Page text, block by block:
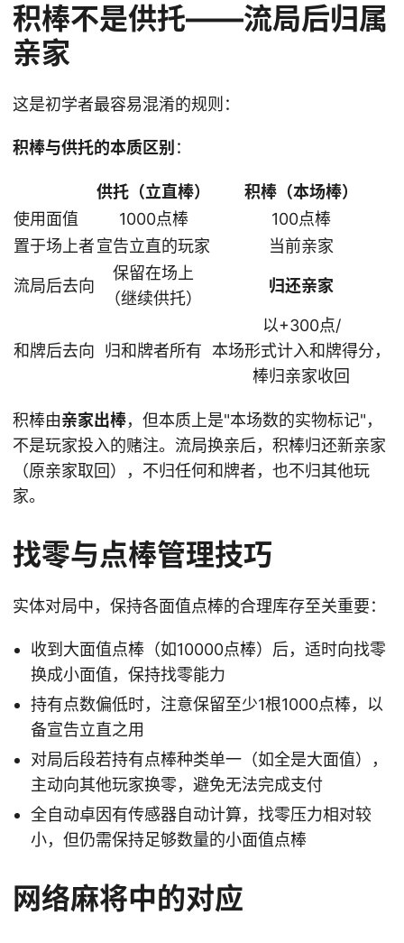
积棒不是供托——流局后归属
亲家
这是初学者最容易混淆的规则：
积棒与供托的本质区别 ：
供托（立直棒）
积棒（本场棒）
使用面值
1000点棒
100点棒
置于场上者宣告立直的玩家 当前亲家
流局后去向
保留在场上
（继续供托）
归还亲家
和牌后去向 归和牌者所有
以+300点/
本场形式计入和牌得分，
棒归亲家收回
积棒由亲家出棒，但本质上是"本场数的实物标记"，
不是玩家投入的赌注。流局换亲后，积棒归还新亲家
（原亲家取回），不归任何和牌者，也不归其他玩
家。
找零与点棒管理技巧
实体对局中，保持各面值点棒的合理库存至关重要：
收到大面值点棒（如10000点棒）后，适时向找零
换成小面值，保持找零能力
持有点数偏低时，注意保留至少1根1000点棒，以
备宣告立直之用
对局后段若持有点棒种类单一（如全是大面值），
主动向其他玩家换零，避免无法完成支付
全自动卓因有传感器自动计算，找零压力相对较
小，但仍需保持足够数量的小面值点棒
网络麻将中的对应